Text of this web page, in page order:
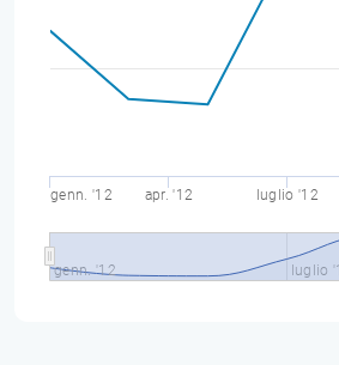
genn. '12 apr. '12 luglio '12
genn. '12 luglio